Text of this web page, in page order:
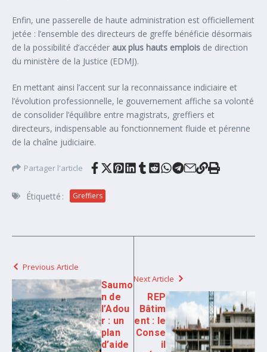
Enfin, une passerelle de haute administration est officiellement
jetée : l’ensemble des directeurs de greffe bénéficie désormais
de la possibilité d’accéder aux plus hauts emplois de direction
du ministère de la Justice (EDMJ).
En mettant ainsi l’accent sur la reconnaissance indiciaire et
l’évolution professionnelle, le gouvernement affiche sa volonté
de consolider l’équilibre entre magistrats, greffiers et
directeurs, indispensable au fonctionnement fluide et pérenne
de la chaîne judiciaire.
Partager l'article
Étiquetté : Greffiers
Previous Article
Saumo
n de
l’Adou
r : un
plan
d’aide
Next Article
REP
Bâtim
ent : le
Conse
il